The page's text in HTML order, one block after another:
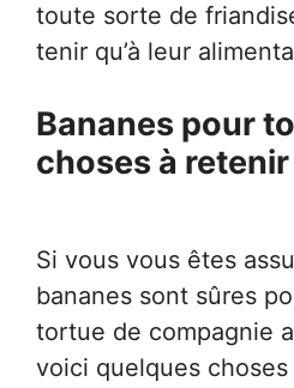
toute sorte de
tenir qu’à leur
Bananes pour
choses à retenir
Si vous vous êtes
bananes sont sûres
tortue de compagnie
voici quelques